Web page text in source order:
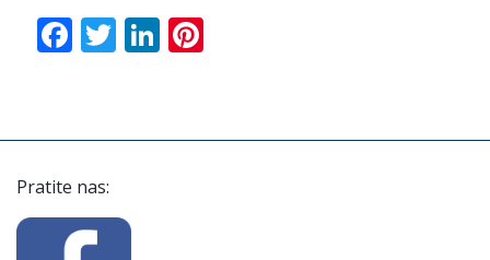
Facebook
TwitterLinkedIn
Pratite nas: